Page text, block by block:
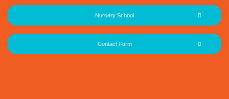
Nursery School
Contact Form